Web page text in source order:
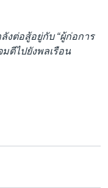
งต่อสู้อยู่กับ “ผู้ก่อการ
มตีไปยังพลเรือน